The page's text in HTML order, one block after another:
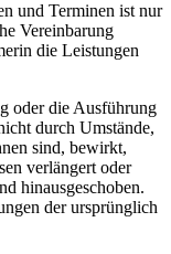
und Terminen ist nur
Vereinbarung
die Leistungen
oder die Ausführung
durch Umstände,
sind, bewirkt,
verlängert oder
hinausgeschoben.
der ursprünglich